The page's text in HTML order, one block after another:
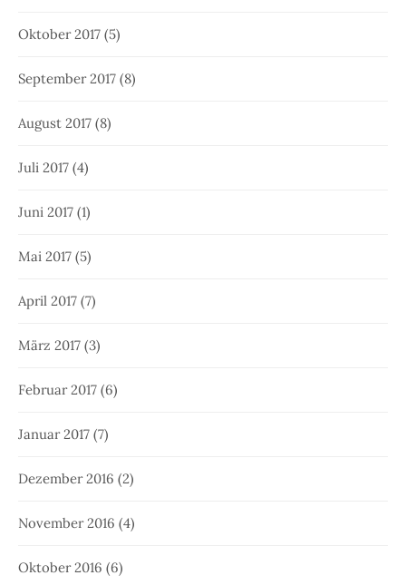
Oktober 2017 (5)
September 2017 (8)
August 2017 (8)
Juli 2017 (4)
Juni 2017 (1)
Mai 2017 (5)
April 2017 (7)
März 2017 (3)
Februar 2017 (6)
Januar 2017 (7)
Dezember 2016 (2)
November 2016 (4)
Oktober 2016 (6)